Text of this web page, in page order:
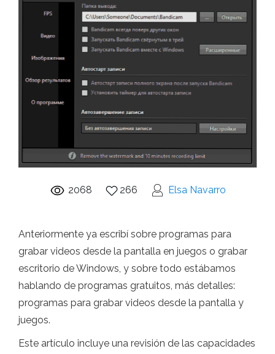
2068 266 Elsa Navarro
Anteriormente ya escribí sobre programas para
grabar videos desde la pantalla en juegos o grabar
escritorio de Windows, y sobre todo estábamos
hablando de programas gratuitos, más detalles:
programas para grabar videos desde la pantalla y
juegos.
Este artículo incluye una revisión de las capacidades